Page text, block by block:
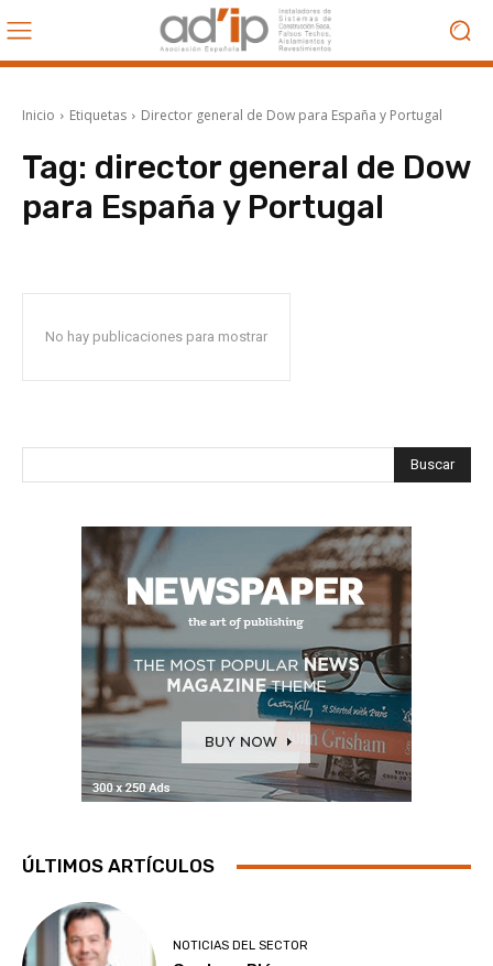
Inicio Etiquetas Director general de Dow para España y Portugal
Tag: director general de Dow
para España y Portugal
No hay publicaciones para mostrar
Buscar
ÚLTIMOS ARTÍCULOS
NOTICIAS DEL SECTOR